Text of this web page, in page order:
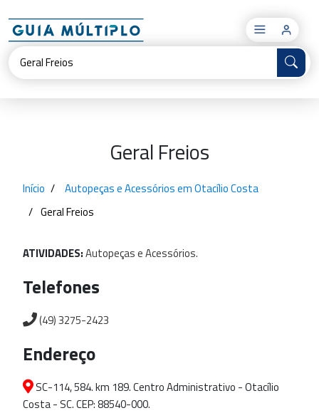
×
Geral Freios
Início
Autopeças e Acessórios em Otacílio Costa
Geral Freios
ATIVIDADES:AutopeçaseAcessórios.
Telefones
(49) 3275-2423
Endereço
SC-114, 584. km 189. Centro Administrativo - Otacílio
Costa - SC. CEP: 88540-000.